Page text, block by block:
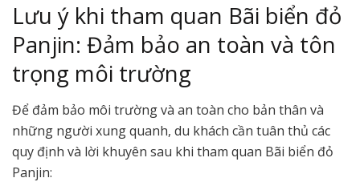
Lưu ý khi tham quan Bãi biển đỏ
Panjin: Đảm bảo an toàn và tôn
trọng môi trường
Để đảm bảo môi trường và an toàn cho bản thân và
những người xung quanh, du khách cần tuân thủ các
quy định và lời khuyên sau khi tham quan Bãi biển đỏ
Panjin: